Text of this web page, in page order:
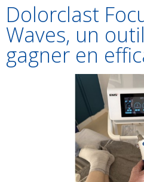
Dolorclast
Waves, un
gagner en